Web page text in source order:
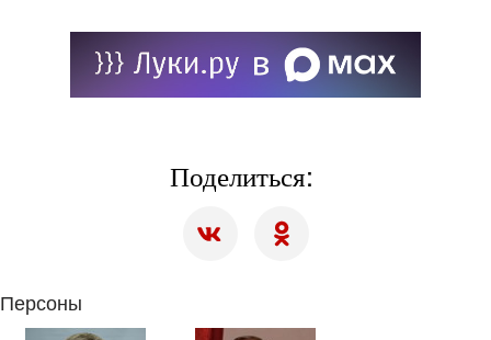
Поделиться:
Персоны